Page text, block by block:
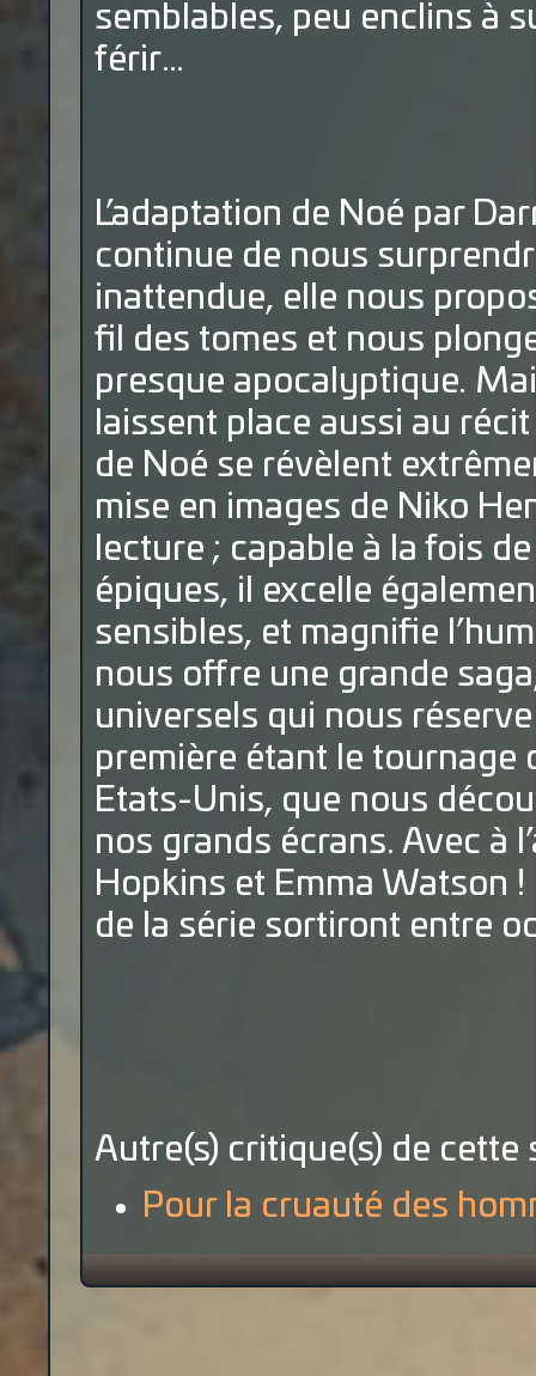
semblables, peu enclins à
férir…
L’adaptation de Noé par
continue de nous
inattendue, elle nous
fil des tomes et nous
presque apocalyptique.
laissent place aussi au
de Noé se révèlent
mise en images de Niko
lecture ; capable à la fois
épiques, il excelle
sensibles, et magnifie
nous offre une grande
universels qui nous
première étant le tournage
Etats-Unis, que nous
nos grands écrans. Avec à
Hopkins et Emma Watson
de la série sortiront entre
Autre(s) critique(s) de cette
Pour la cruauté des